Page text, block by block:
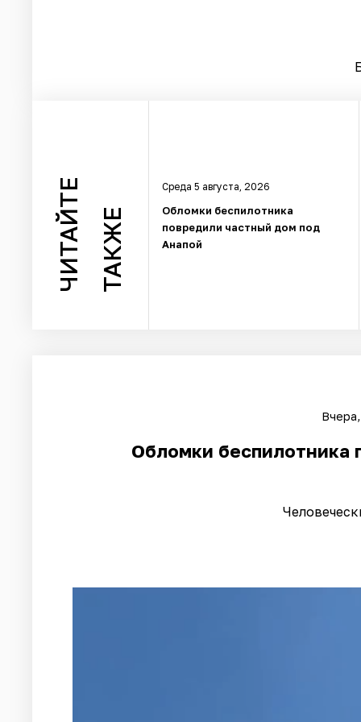
ЧИТАЙТЕ ТАКЖЕ
Среда 5 августа, 2026
Обломки беспилотника
повредили частный дом под
Анапой
Обломки беспилотника